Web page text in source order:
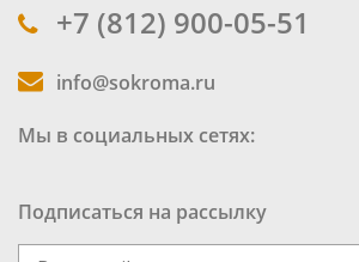
+7 (812) 900-05-51
info@sokroma.ru
Мы в социальных сетях:
Подписаться на рассылку